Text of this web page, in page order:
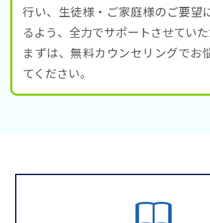
行い、生徒様・ご家庭様のご要望
るよう、全力でサポートさせていた
まずは、無料カウンセリングでお
てください。